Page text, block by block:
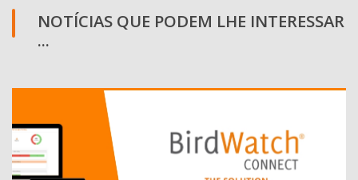
NOTÍCIAS QUE PODEM LHE INTERESSAR
...